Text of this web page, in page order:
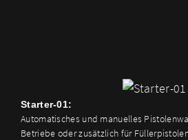
Starter-01:
Automatisches und manuelles
Betriebe oder zusätzlich für